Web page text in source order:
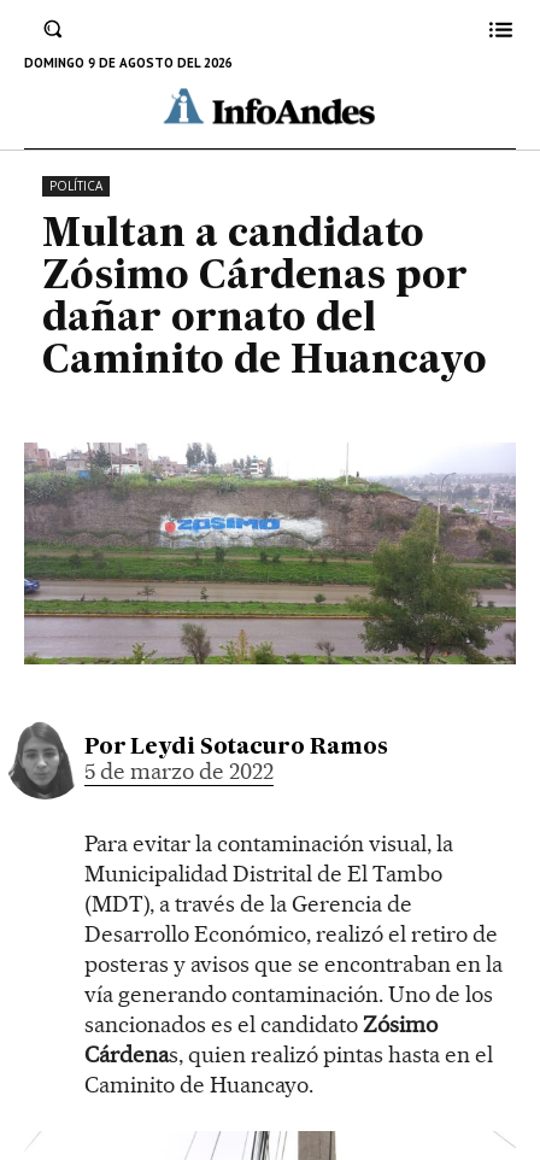
DOMINGO 9 DE AGOSTO DEL 2026
Cárdenas por dañar ornato del
Caminito de Huancayo
5 DE MARZO DE 2022
POLÍTICA
Multan a candidato
Zósimo Cárdenas por
dañar ornato del
Caminito de Huancayo
Por Leydi Sotacuro Ramos
5 de marzo de 2022
Para evitar la contaminación visual, la
Municipalidad Distrital de El Tambo
(MDT), a través de la Gerencia de
Desarrollo Económico, realizó el retiro de
posteras y avisos que se encontraban en la
vía generando contaminación. Uno de los
sancionados es el candidatoZósimo
Cárdenas, quien realizó pintas hasta en el
Caminito de Huancayo.